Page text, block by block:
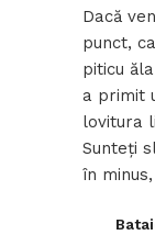
Dacă
punct,
piticu
a primit
lovitura
Sunteți
în